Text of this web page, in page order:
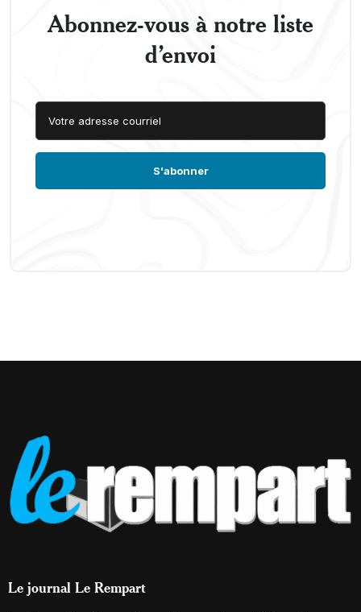
Abonnez-vous à notre liste
d’envoi
Le journal Le Rempart